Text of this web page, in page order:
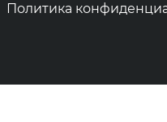
Политика